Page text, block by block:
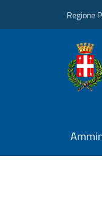
Regione